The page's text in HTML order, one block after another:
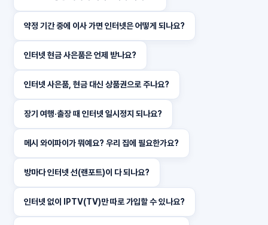
약정 기간 중에 이사 가면 인터넷은 어떻게 되나요?
인터넷 현금 사은품은 언제 받나요?
인터넷 사은품, 현금 대신 상품권으로 주나요?
장기 여행·출장 때 인터넷 일시정지 되나요?
메시 와이파이가 뭐예요? 우리 집에 필요한가요?
방마다 인터넷 선(랜포트)이 다 되나요?
인터넷 없이 IPTV(TV)만 따로 가입할 수 있나요?